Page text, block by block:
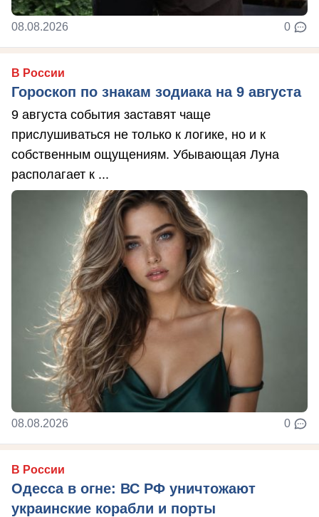
08.08.2026 0
В России
Гороскоп по знакам зодиака на 9 августа
9 августа события заставят чаще
прислушиваться не только к логике, но и к
собственным ощущениям. Убывающая Луна
располагает к ...
08.08.2026 0
В России
Одесса в огне: ВС РФ уничтожают
украинские корабли и порты